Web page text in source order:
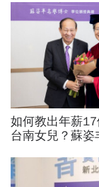
如何教出年薪
台南女兒？蘇姿
念 「正面看待
冒險、面對挑戰